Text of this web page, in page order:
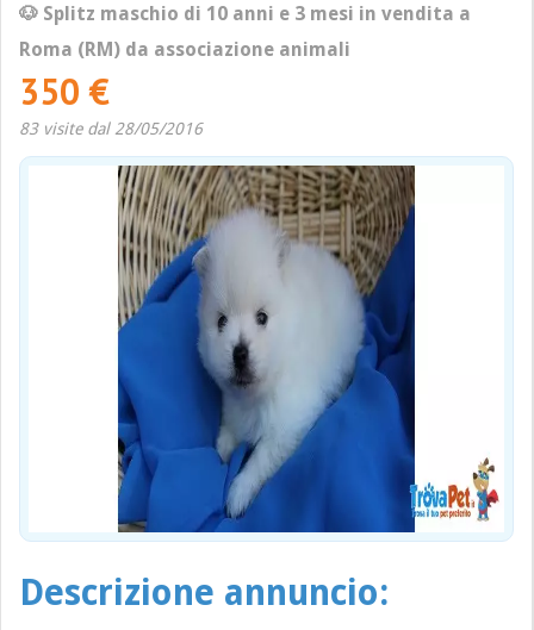
🐶 Splitz maschio di 10 anni e 3 mesi in vendita a
Roma (RM) da associazione animali
350 €
83 visite dal 28/05/2016
Descrizione annuncio: